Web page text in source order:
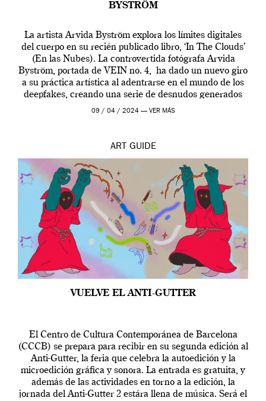
BYSTRÖM
La artista Arvida Byström explora los límites digitales
del cuerpo en su recién publicado libro, ‘In The Clouds’
(En las Nubes). La controvertida fotógrafa Arvida
Byström, portada de VEIN no. 4, ha dado un nuevo giro
a su práctica artística al adentrarse en el mundo de los
deepfakes, creando una serie de desnudos generados
por […]
09 / 04 / 2024 — VER MÁS
ART GUIDE
VUELVE EL ANTI-GUTTER
El Centro de Cultura Contemporánea de Barcelona
(CCCB) se prepara para recibir en su segunda edición al
Anti-Gutter, la feria que celebra la autoedición y la
microedición gráfica y sonora. La entrada es gratuita, y
además de las actividades en torno a la edición, la
jornada del Anti-Gutter 2 estára llena de música. Será el